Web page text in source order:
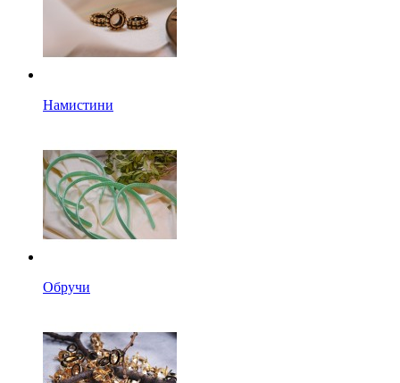
Намистини
Обручи